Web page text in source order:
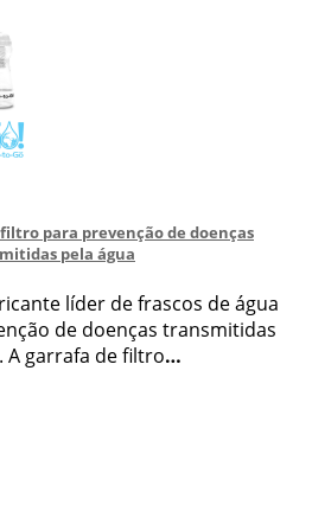
filtro para prevenção de doenças
pela água
líder de frascos de água
de doenças transmitidas
A garrafa de filtro…